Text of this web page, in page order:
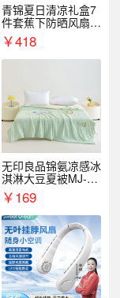
青锦夏日清凉礼盒7
件套蕉下防晒风扇员
工福利端午伴手礼企
业定制
￥418
无印良品锦氨凉感冰
淇淋大豆夏被MJ-B2
025-0193
￥169